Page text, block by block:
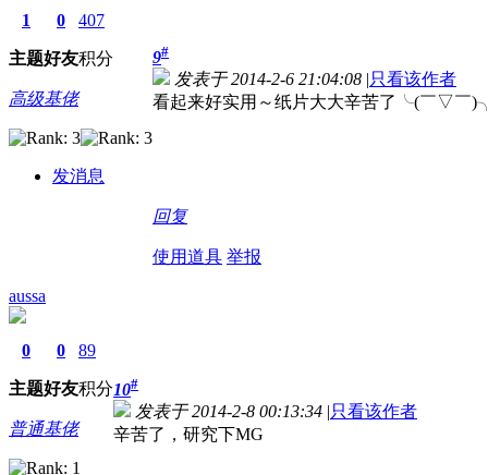
1
主题
0
好友
407
积分
高级基佬
发消息
9#
发表于 2014-2-6 21:04:08 |只看该作者
看起来好实用～纸片大大辛苦了╰(￣▽￣
回复
使用道具 举报
aussa
0
主题
0
好友
89
积分
普通基佬
10#
发表于 2014-2-8 00:13:34 |只看该作者
辛苦了，研究下MG